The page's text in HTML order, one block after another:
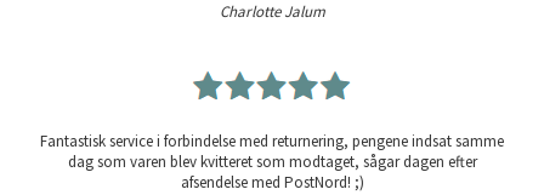
Charlotte Jalum
Fantastisk service i forbindelse med returnering, pengene indsat samme
dag som varen blev kvitteret som modtaget, sågar dagen efter
afsendelse med PostNord! ;)